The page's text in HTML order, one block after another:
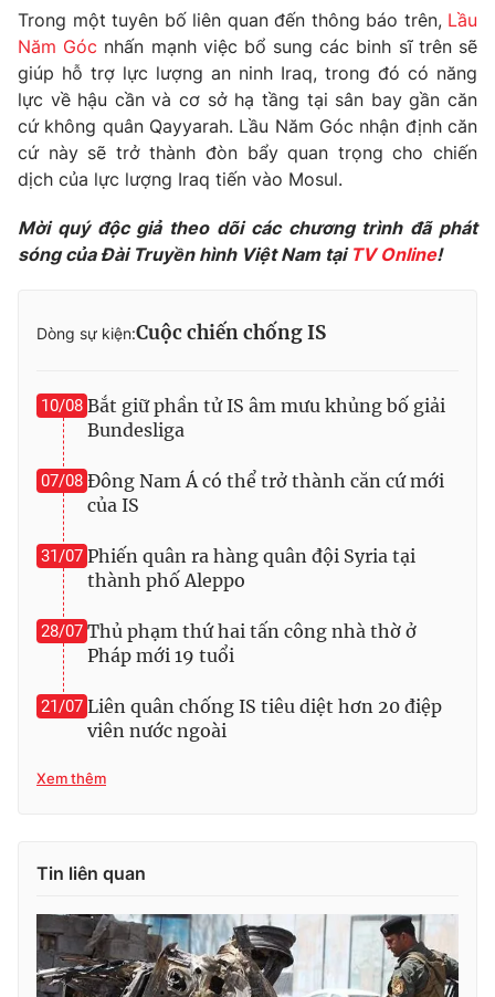
Phim VTV
Hậu trường
Nhân vật
Khán giả
Giải sao mai
Giải trí
Điện ảnh
Âm nhạc
Sao
Đời sống
Du lịch
Làm đẹp
Chất lượng cuộc sống
Giáo dục
Học trực tuyến
Công nghệ
Hitech Công nghệ tương lai
Tư vấn
Chuyên mục khác
Emagazine Podcast
Photo
Video
VTV Money
VTV Sức khoẻ
VTV9 VTV8
Liên hệ tòa soạn English
Trong một tuyên bố liên quan đến thông báo trên, Lầu
Năm Góc nhấn mạnh việc bổ sung các binh sĩ trên sẽ
giúp hỗ trợ lực lượng an ninh Iraq, trong đó có năng
lực về hậu cần và cơ sở hạ tầng tại sân bay gần căn
cứ không quân Qayyarah. Lầu Năm Góc nhận định căn
cứ này sẽ trở thành đòn bẩy quan trọng cho chiến
dịch của lực lượng Iraq tiến vào Mosul.
Mời quý độc giả theo dõi các chương trình đã phát
sóng của Đài Truyền hình Việt Nam tại TV Online!
Dòng sự kiện:Cuộc chiến chống IS
10/08 Bắt giữ phần tử IS âm mưu khủng bố giải
Bundesliga
07/08 Đông Nam Á có thể trở thành căn cứ mới
của IS
31/07 Phiến quân ra hàng quân đội Syria tại
thành phố Aleppo
28/07 Thủ phạm thứ hai tấn công nhà thờ ở
Pháp mới 19 tuổi
21/07 Liên quân chống IS tiêu diệt hơn 20 điệp
viên nước ngoài
Xem thêm
Tin liên quan